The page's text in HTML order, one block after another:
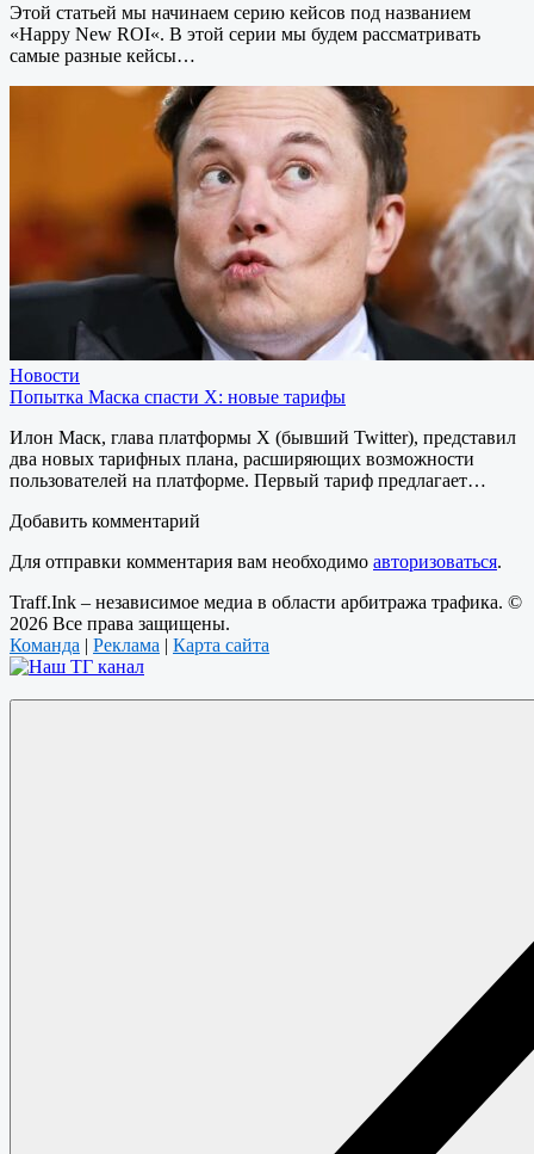
Этой статьей мы начинаем серию кейсов под названием
«Happy New ROI«. В этой серии мы будем рассматривать
самые разные кейсы…
Новости
Попытка Маска спасти X: новые тарифы
Илон Маск, глава платформы X (бывший Twitter), представил
два новых тарифных плана, расширяющих возможности
пользователей на платформе. Первый тариф предлагает…
Добавить комментарий
Для отправки комментария вам необходимо авторизоваться.
Traff.Ink – независимое медиа в области арбитража трафика. ©
2026 Все права защищены.
Команда | Реклама | Карта сайта